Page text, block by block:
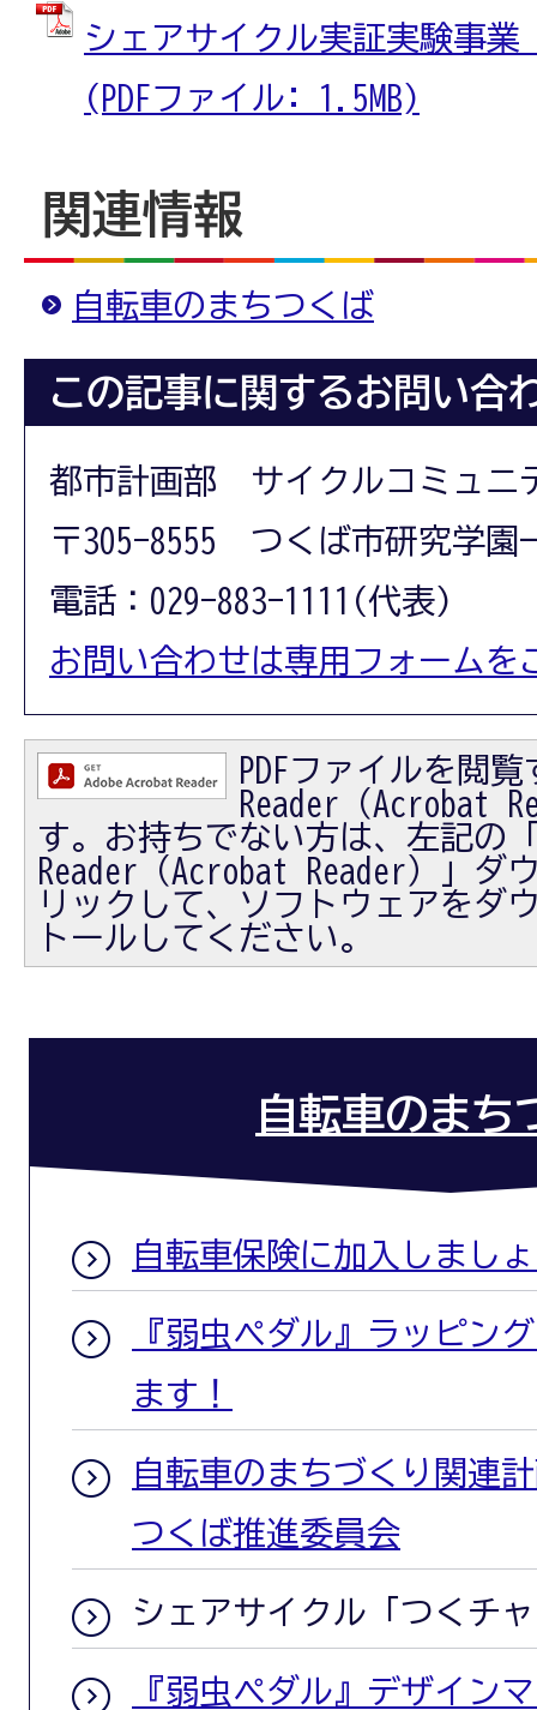
シェアサイクル実証実験事業
(PDFファイル: 1.5MB)
関連情報
自転車のまちつくば
この記事に関するお問い合
都市計画部 サイクルコミュニ
〒305-8555 つくば市研究学園
電話：029-883-1111(代表)
お問い合わせは専用フォームを
PDFファイルを閲
Reader（Acrobat
す。お持ちでない方は、左記の
Reader（Acrobat Reader）」ダ
リックして、ソフトウェアをダ
トールしてください。
自転車のまち
自転車保険に加入しまし
『弱虫ペダル』ラッピン
ます！
自転車のまちづくり関連
つくば推進委員会
シェアサイクル「つくチ
『弱虫ペダル』デザイン